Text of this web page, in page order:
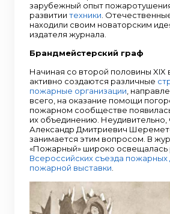
зарубежный опыт
развитии техники .
находили своим новаторским
издателя журнала.
Брандмейстерский граф
Начиная со второй половины XIX
активно создаются различные
пожарные организации ,
всего, на оказание помощи
пожарном сообществе
их объединению. Неудивительно,
Александр Дмитриевич
занимается этим вопросом. В
«Пожарный» широко освещалась
Всероссийских съезда пожарных
пожарной выставки